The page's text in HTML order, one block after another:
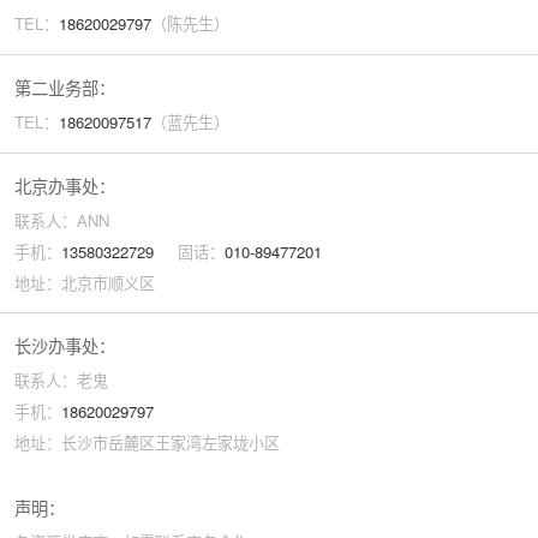
TEL： 18620029797（陈先生）
第二业务部：
TEL： 18620097517（蓝先生）
北京办事处：
联系人：ANN
手机： 13580322729固话： 010-89477201
地址：北京市顺义区
长沙办事处：
联系人：老鬼
手机： 18620029797
地址：长沙市岳麓区王家湾左家垅小区
声明：